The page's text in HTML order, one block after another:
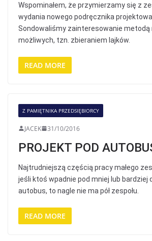
Wspominałem, że przymierzamy się z
wydania nowego podręcznika
Sondowaliśmy zainteresowanie
możliwych, tzn. zbieraniem lajków.
READ MORE
Z PAMIĘTNIKA PRZEDSIĘBIORCY
JACEK 31/10/2016
PROJEKT POD
Najtrudniejszą częścią pracy małego
jeśli ktoś wpadnie pod mniej lub bardziej
autobus, to nagle nie ma pół zespołu.
READ MORE